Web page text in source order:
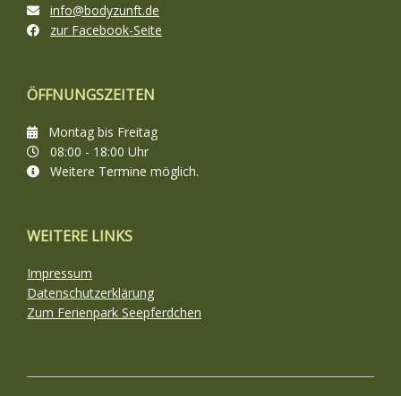
info@bodyzunft.de
zur Facebook-Seite
ÖFFNUNGSZEITEN
Montag bis Freitag
08:00 - 18:00 Uhr
Weitere Termine möglich.
WEITERE LINKS
Impressum
Datenschutzerklärung
Zum Ferienpark Seepferdchen